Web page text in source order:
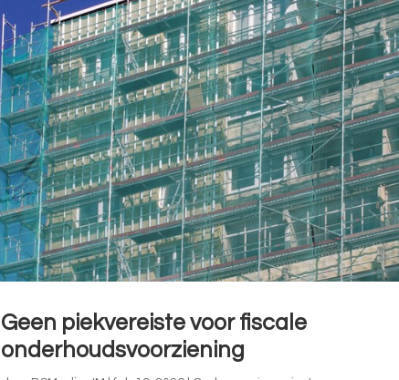
Geen piekvereiste voor fiscale
onderhoudsvoorziening